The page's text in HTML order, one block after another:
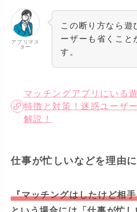
アプリマス
ター
この断り方なら遊
ーザーも省くこと
す。
マッチングアプリにいる
特徴と対策！迷惑ユーザ
解説！
仕事が忙しいなどを理由
『マッチングはしたけど相